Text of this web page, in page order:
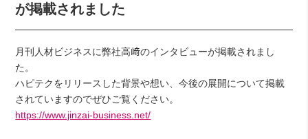
が掲載されました
月刊人材ビジネスに弊社高﨑のインタビューが掲載されまし
た。
ハピテクをリリースした背景や想い、今後の展開について掲載
されていますのでぜひご覧ください。
https://www.jinzai-business.net/